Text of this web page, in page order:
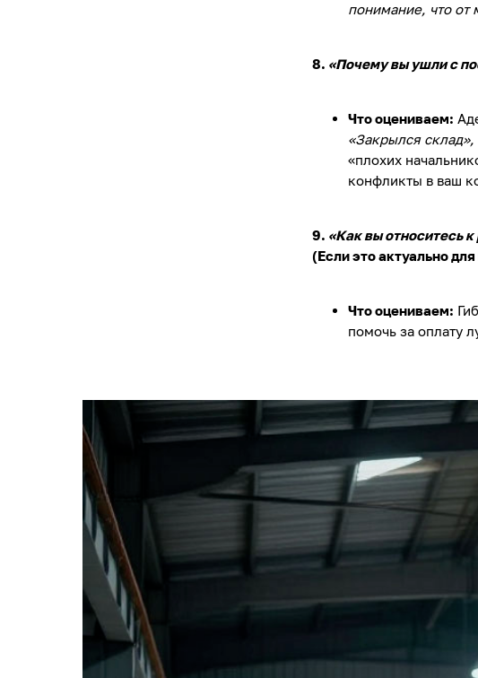
понимание, что от
8. «Почему вы ушли с
Что оцениваем:
«Закрылся
«плохих
конфликты в ваш
9. «Как вы относитесь
(Если это актуально
Что оцениваем:
помочь за оплату